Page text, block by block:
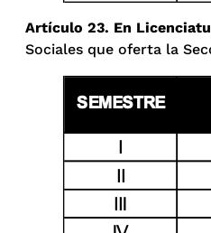
Artículo 23. En
Sociales que oferta la